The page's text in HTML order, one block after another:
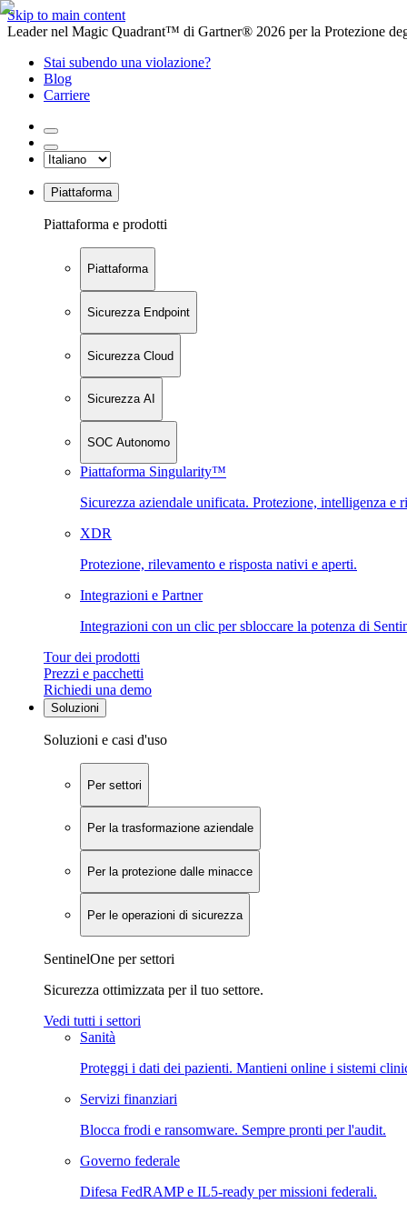
Skip to main content
Leader nel Magic Quadrant™ di Gartner® 2026 per la Protezione
Stai subendo una violazione?
Blog
Carriere
Piattaforma
Piattaforma e prodotti
Piattaforma
Sicurezza Endpoint
Sicurezza Cloud
Sicurezza AI
SOC Autonomo
Piattaforma Singularity™
Sicurezza aziendale unificata. Protezione, intelligenza e
XDR
Protezione, rilevamento e risposta nativi e aperti.
Integrazioni e Partner
Integrazioni con un clic per sbloccare la potenza di
Tour dei prodotti
Prezzi e pacchetti
Richiedi una demo
Soluzioni
Soluzioni e casi d'uso
Per settori
Per la trasformazione aziendale
Per la protezione dalle minacce
Per le operazioni di sicurezza
SentinelOne per settori
Sicurezza ottimizzata per il tuo settore.
Vedi tutti i settori
Sanità
Proteggi i dati dei pazienti. Mantieni online i sistemi
Servizi finanziari
Blocca frodi e ransomware. Sempre pronti per l'audit.
Governo federale
Difesa FedRAMP e IL5-ready per missioni federali.